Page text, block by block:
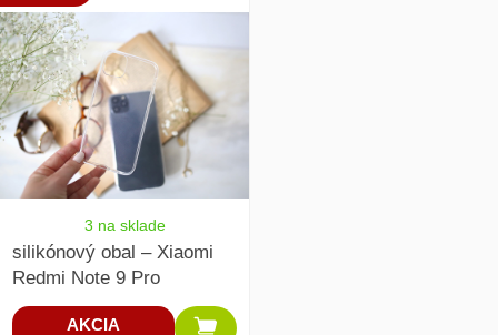
3 na sklade
silikónový obal – Xiaomi
Redmi Note 9 Pro
AKCIA